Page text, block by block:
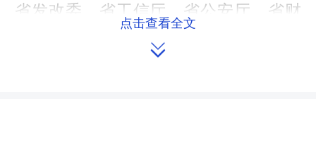
省发改委、省工信厅、省公安厅、省财
村厅、省商务厅、省林业局、省气象局
点击查看全文
